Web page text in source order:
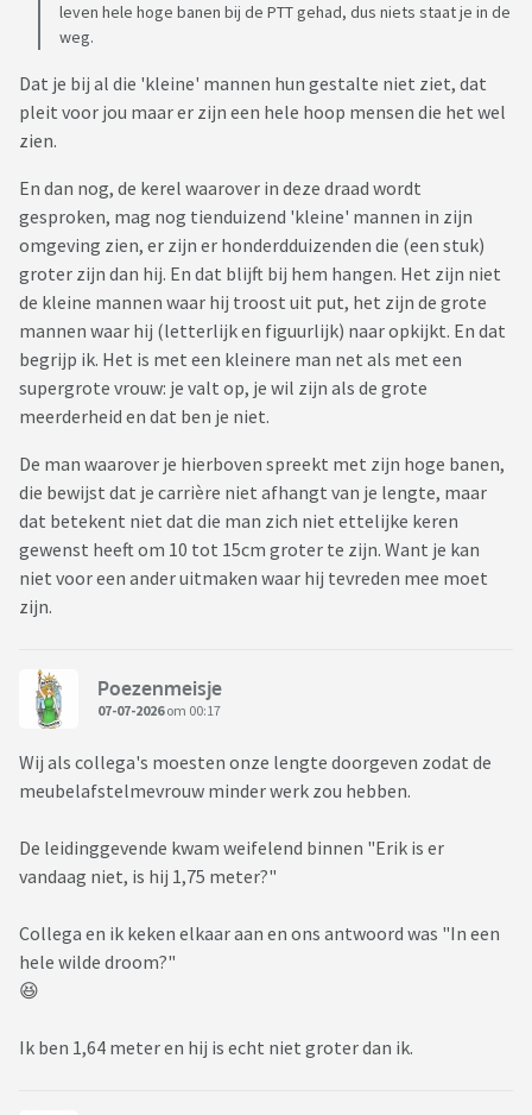
leven hele hoge banen bij de PTT gehad, dus niets staat je in de
weg.
Dat je bij al die 'kleine' mannen hun gestalte niet ziet, dat
pleit voor jou maar er zijn een hele hoop mensen die het wel
zien.
En dan nog, de kerel waarover in deze draad wordt
gesproken, mag nog tienduizend 'kleine' mannen in zijn
omgeving zien, er zijn er honderdduizenden die (een stuk)
groter zijn dan hij. En dat blijft bij hem hangen. Het zijn niet
de kleine mannen waar hij troost uit put, het zijn de grote
mannen waar hij (letterlijk en figuurlijk) naar opkijkt. En dat
begrijp ik. Het is met een kleinere man net als met een
supergrote vrouw: je valt op, je wil zijn als de grote
meerderheid en dat ben je niet.
De man waarover je hierboven spreekt met zijn hoge banen,
die bewijst dat je carrière niet afhangt van je lengte, maar
dat betekent niet dat die man zich niet ettelijke keren
gewenst heeft om 10 tot 15cm groter te zijn. Want je kan
niet voor een ander uitmaken waar hij tevreden mee moet
zijn.
Poezenmeisje
07-07-2026om 00:17
Wij als collega's moesten onze lengte doorgeven zodat de
meubelafstelmevrouw minder werk zou hebben.
De leidinggevende kwam weifelend binnen "Erik is er
vandaag niet, is hij 1,75 meter?"
Collega en ik keken elkaar aan en ons antwoord was "In een
hele wilde droom?"
😆
Ik ben 1,64 meter en hij is echt niet groter dan ik.